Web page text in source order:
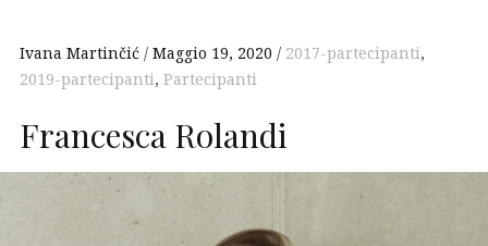
Ivana Martinčić Maggio 19, 2020 2017-partecipanti,
2019-partecipanti, Partecipanti
Francesca Rolandi